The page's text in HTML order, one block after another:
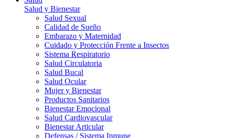
Salud y Bienestar
Salud Sexual
Calidad de Sueño
Embarazo y Maternidad
Cuidado y Protección Frente a Insectos
Sistema Respiratorio
Salud Circulatoria
Salud Bucal
Salud Ocular
Mujer y Bienestar
Productos Sanitarios
Bienestar Emocional
Salud Cardiovascular
Bienestar Articular
Defensas / Sistema Inmune